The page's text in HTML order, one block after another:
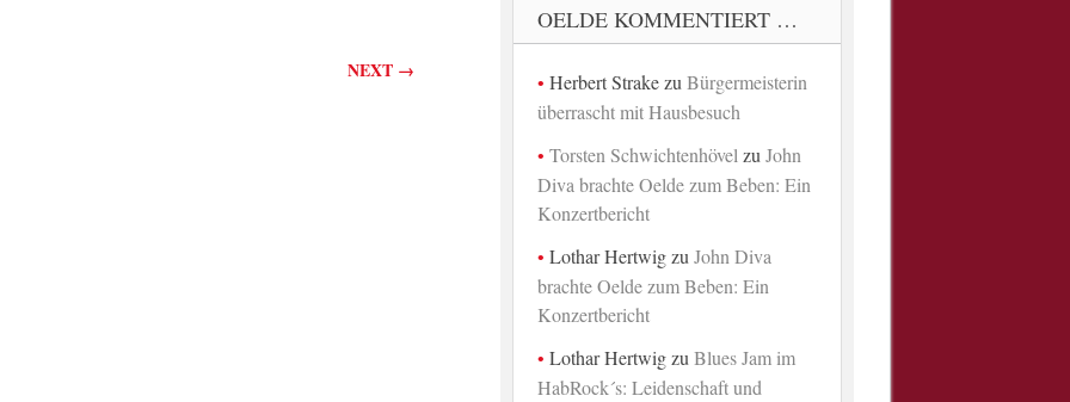
NEXT →
OELDE KOMMENTIERT …
Herbert Strakezu Bürgermeisterin
überrascht mit Hausbesuch
Torsten Schwichtenhövel zu John
Diva brachte Oelde zum Beben: Ein
Konzertbericht
Lothar Hertwigzu John Diva
brachte Oelde zum Beben: Ein
Konzertbericht
Lothar Hertwigzu Blues Jam im
HabRock´s: Leidenschaft und